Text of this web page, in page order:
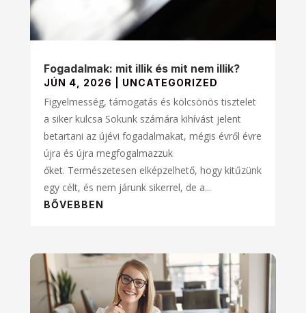
Fogadalmak: mit illik és mit nem illik?
JÚN 4, 2026 UNCATEGORIZED
Figyelmesség, támogatás és kölcsönös tisztelet
a siker kulcsa Sokunk számára kihívást jelent
betartani az újévi fogadalmakat, mégis évről évre
újra és újra megfogalmazzuk
őket. Természetesen elképzelhető, hogy kitűzünk
egy célt, és nem járunk sikerrel, de a...
BŐVEBBEN